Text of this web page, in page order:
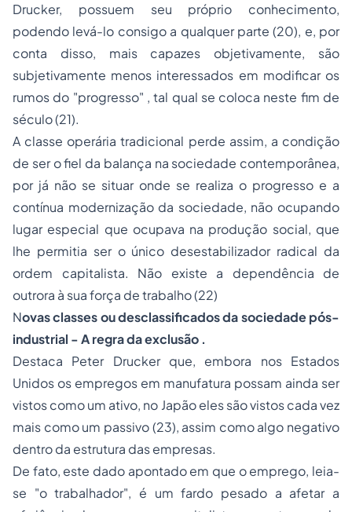
Drucker, possuem seu próprio conhecimento,
podendo levá-lo consigo a qualquer parte (20), e, por
conta disso, mais capazes objetivamente, são
subjetivamente menos interessados em modificar os
rumos do "progresso" , tal qual se coloca neste fim de
século (21).
A classe operária tradicional perde assim, a condição
de ser o fiel da balança na sociedade contemporânea,
por já não se situar onde se realiza o progresso e a
contínua modernização da sociedade, não ocupando
lugar especial que ocupava na produção social, que
lhe permitia ser o único desestabilizador radical da
ordem capitalista. Não existe a dependência de
outrora à sua força de trabalho (22)
Novas classes ou desclassificados da sociedade pós-
industrial - A regra da exclusão .
Destaca Peter Drucker que, embora nos Estados
Unidos os empregos em manufatura possam ainda ser
vistos como um ativo, no Japão eles são vistos cada vez
mais como um passivo (23), assim como algo negativo
dentro da estrutura das empresas.
De fato, este dado apontado em que o emprego, leia-
se "o trabalhador", é um fardo pesado a afetar a